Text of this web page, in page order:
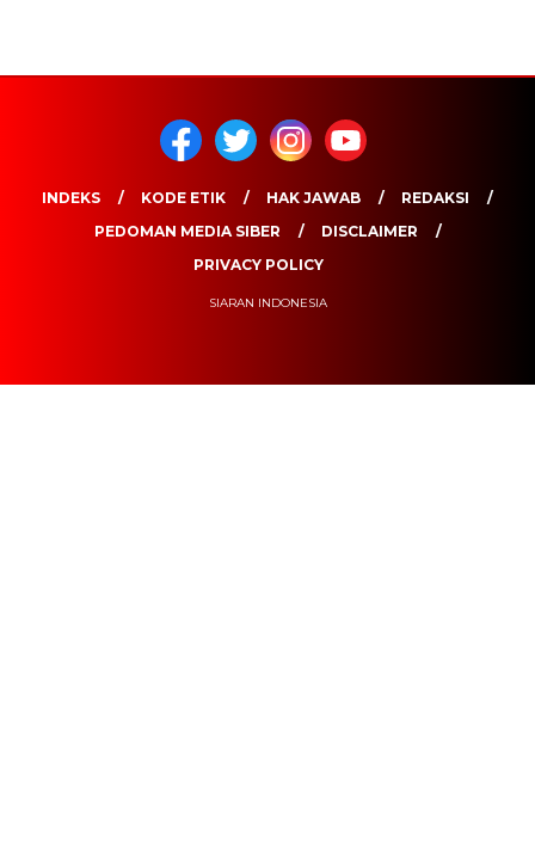
INDEKS KODE ETIK HAK JAWAB
REDAKSI
PEDOMAN MEDIA SIBER
DISCLAIMER
PRIVACY POLICY
SIARAN INDONESIA